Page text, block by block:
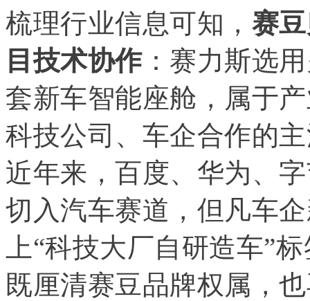
梳理行业信息可知， 赛
目技术协作： 赛力斯选
套新车智能座舱，属于
科技公司、车企合作的
近年来，百度、华为、
切入汽车赛道，但凡车
上“科技大厂自研造车”
既厘清赛豆品牌权属，